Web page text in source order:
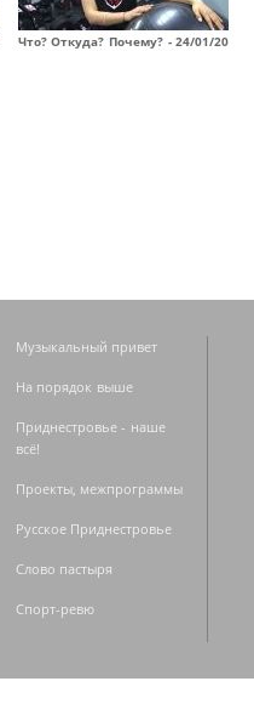
Что? Откуда? Почему? - 24/01/20
Музыкальный привет
На порядок выше
Приднестровье - наше
всё!
Проекты, межпрограммы
Русское Приднестровье
Слово пастыря
Спорт-ревю